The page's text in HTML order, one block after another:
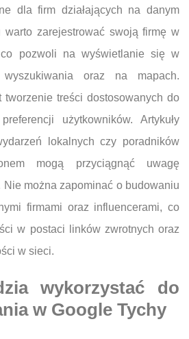
dla firm działających na danym
warto zarejestrować swoją firmę w
pozwoli na wyświetlanie się w
wyszukiwania oraz na mapach.
tworzenie treści dostosowanych do
użytkowników. Artykuły
lokalnych czy poradników
mogą przyciągnąć uwagę
Nie można zapominać o budowaniu
firmami oraz influencerami, co
w postaci linków zwrotnych oraz
w sieci.
wykorzystać do
w Google Tychy